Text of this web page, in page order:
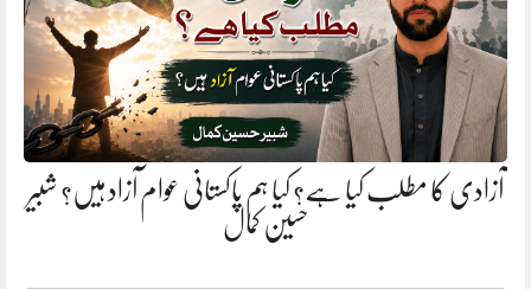
آزادی کا مطلب کیا ہے؟ کیا ہم پاکستانی عوام آزاد ہیں؟ شبیر
حسین کمال